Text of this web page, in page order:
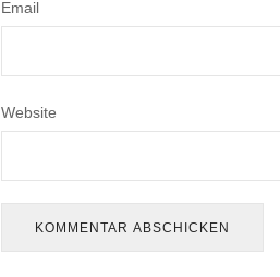
Email
Website